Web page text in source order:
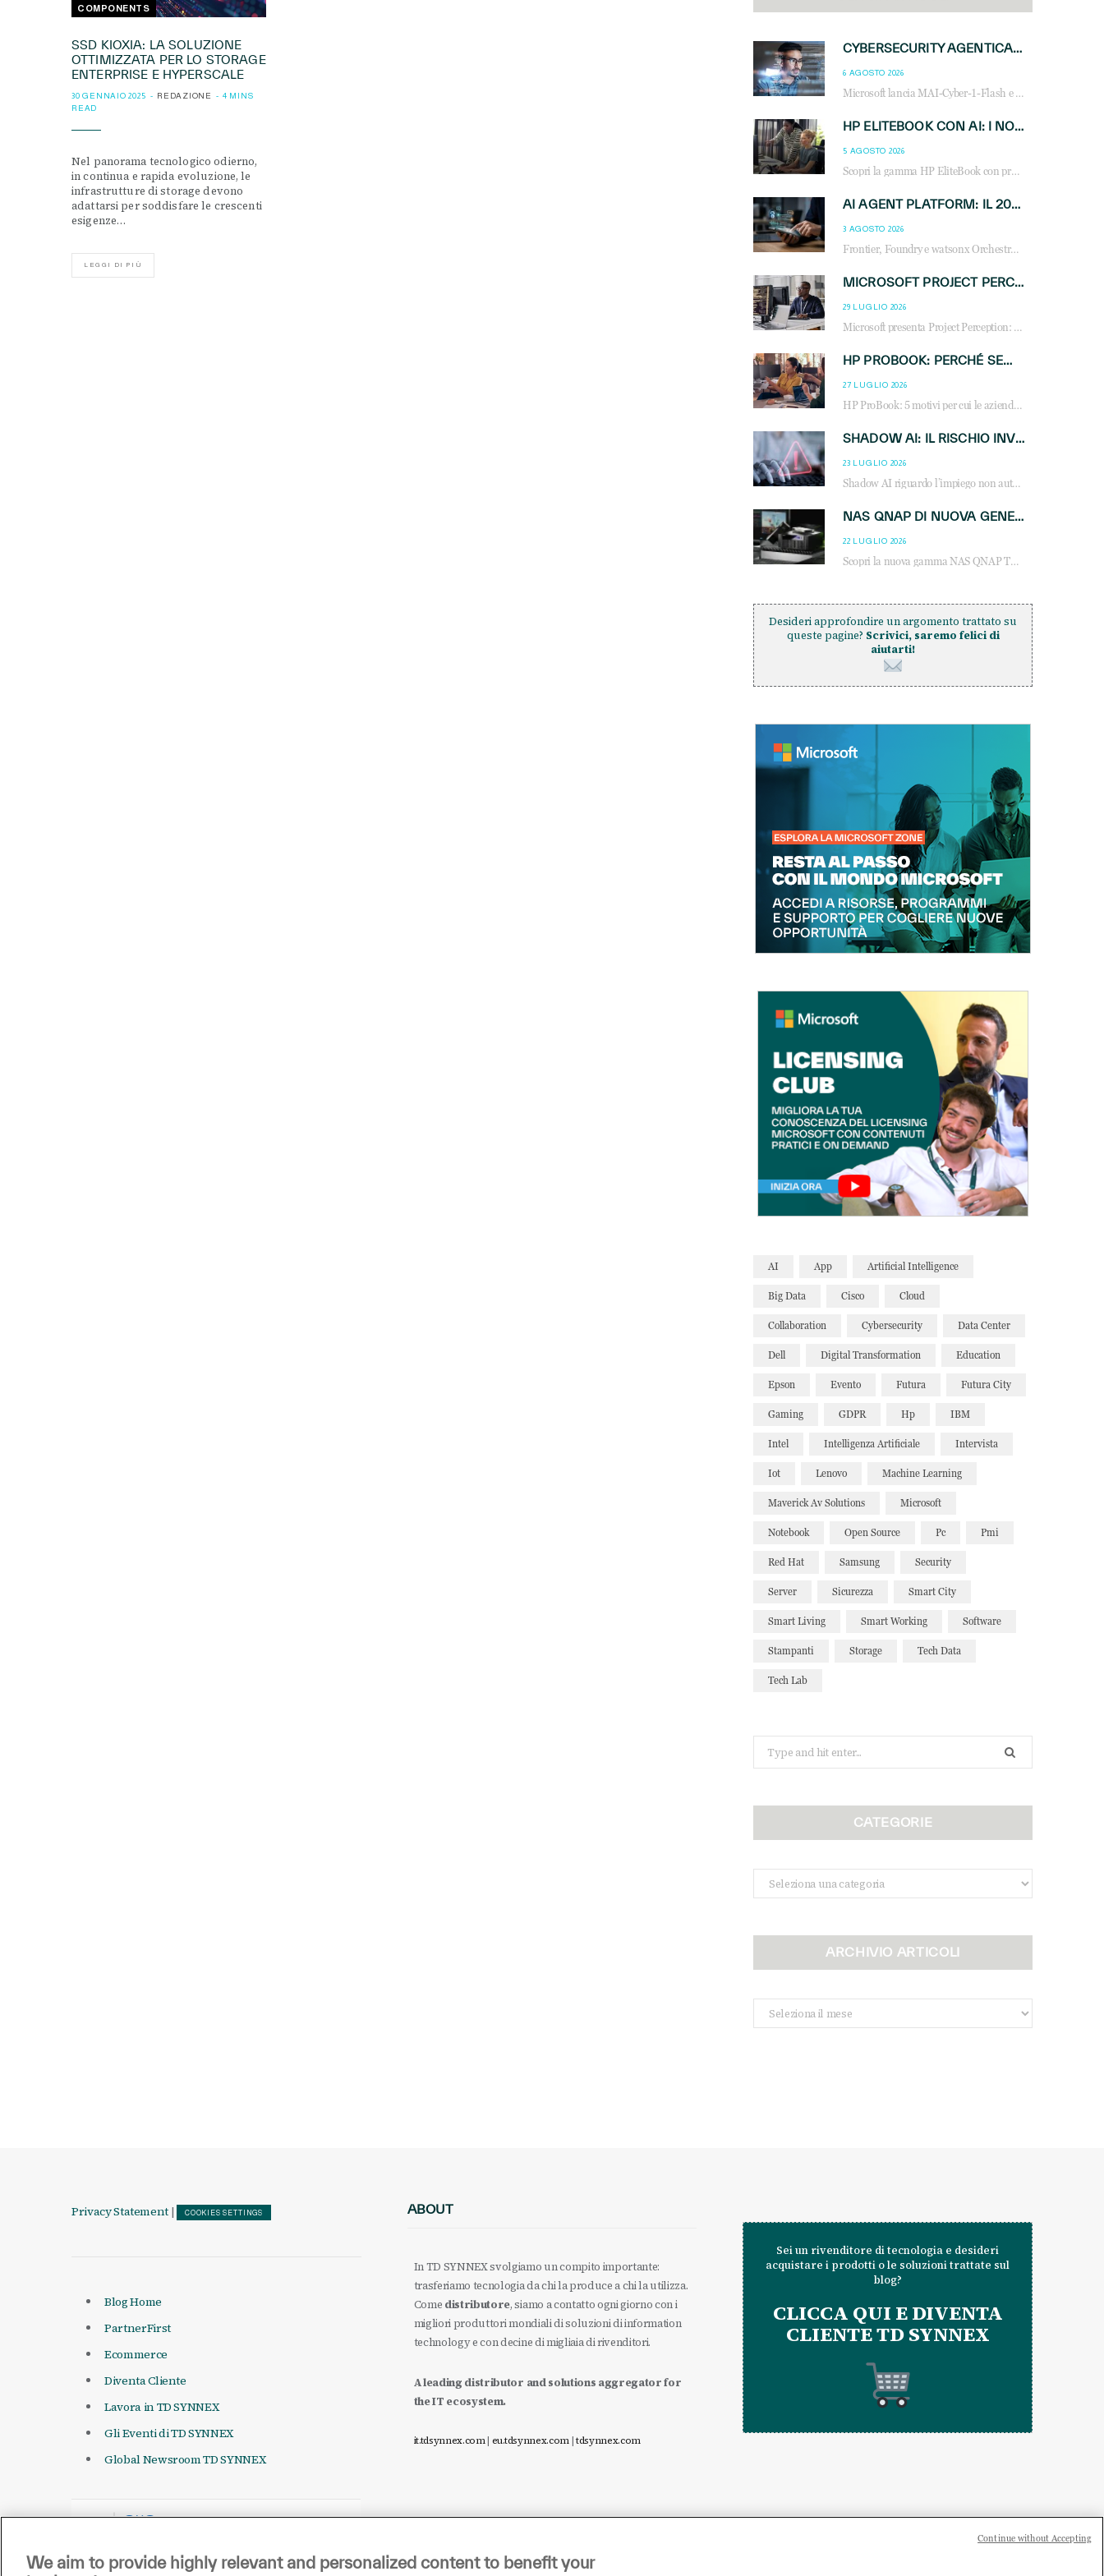
COMPONENTS
SSD KIOXIA: LA SOLUZIONE
OTTIMIZZATA PER LO STORAGE
ENTERPRISE E HYPERSCALE
30 GENNAIO 2025 REDAZIONE
4 MINS
READ
Nel panorama tecnologico odierno,
in continua e rapida evoluzione, le
infrastrutture di storage devono
adattarsi per soddisfare le crescenti
esigenze…
LEGGI DI PIÙ
CYBERSECURITY AGENTICA: CON PERCEPTION E MAI-CYBER-1-FLASH MICROSOFT APRE NUOVI SERVIZI PER IL CANALE
6 AGOSTO 2026
Microsoft lancia MAI-Cyber-1-Flash e Perception: cybersecurity agentica in preview dal 3 novembre. Cosa cambia per MSP, system integrator e reseller.
HP ELITEBOOK CON AI: I NOTEBOOK BUSINESS INTELLIGENTI CHE TRASFORMANO PRODUTTIVITÀ, SICUREZZA E LAVORO IBRIDO
5 AGOSTO 2026
Scopri la gamma HP EliteBook con processori Intel® Core™ Ultra e AMD Ryzen™ AI. Notebook business progettati per aumentare la produttività, migliorare la collaborazione e garantire sicurezza avanzata in ufficio e in mobilità.
AI AGENT PLATFORM: IL 2026 È L’ANNO DEL «SISTEMA OPERATIVO» PER GLI AGENTI AZIENDALI
3 AGOSTO 2026
Frontier, Foundry e watsonx Orchestrate: la guerra delle piattaforme AI agent ridisegna il mercato IT. Cosa cambia per reseller, MSP e system integrator.
MICROSOFT PROJECT PERCEPTION: COME GLI AGENTI AI CAMBIERANNO SOC, CYBERSECURITY E SERVIZI MSP
29 LUGLIO 2026
Microsoft presenta Project Perception: scopri come gli agenti AI possono trasformare cybersecurity, SOC e servizi gestiti degli MSP.
HP PROBOOK: PERCHÉ SEMPRE PIÙ AZIENDE SCELGONO NOTEBOOK PROGETTATI PER IL LAVORO MODERNO
27 LUGLIO 2026
HP ProBook: 5 motivi per cui le aziende scelgono i notebook business HP per migliorare produttività, sicurezza e gestione dell’AI.
SHADOW AI: IL RISCHIO INVISIBILE CHE LE AZIENDE POSSONO GOVERNARE
23 LUGLIO 2026
Shadow AI riguardo l’impiego non autorizzato di sistemi AI all’interno dell’azienda. E’ una pratica che si diffonde a partire dai dipendenti fino ai dirigenti e mette a repentaglio la cybersecurity, con costi più elevati per le organizzazioni. Due recenti report illustrano il fenomeno e forniscono dati in merito
NAS QNAP DI NUOVA GENERAZIONE: PIÙ PRESTAZIONI, SCALABILITÀ E PROTEZIONE DEI DATI PER LE INFRASTRUTTURE IT MODERNE
22 LUGLIO 2026
Scopri la nuova gamma NAS QNAP TS-h1465U-RP, TS-h1065eU e TS-h665U: storage aziendale con ZFS, DDR5, E1.S NVMe e connettività 2.5GbE per backup, virtualizzazione e cybersecurity.
Desideri approfondire un argomento trattato su
queste pagine? Scrivici, saremo felici di
aiutarti!
AI App Artificial Intelligence
Big Data Cisco Cloud
Collaboration Cybersecurity Data Center
Dell Digital Transformation Education
Epson Evento Futura Futura City
Gaming GDPR Hp IBM
Intel Intelligenza Artificiale Intervista
Iot Lenovo Machine Learning
Maverick Av Solutions Microsoft
Notebook Open Source Pc Pmi
Red Hat Samsung Security
Server Sicurezza Smart City
Smart Living Smart Working Software
Stampanti Storage Tech Data
Tech Lab
for:
CATEGORIE
Categorie
ARCHIVIO ARTICOLI
Archivio
Articoli
Privacy Statement | COOKIES SETTINGS
Blog Home
PartnerFirst
Ecommerce
Diventa Cliente
Lavora in TD SYNNEX
Gli Eventi di TD SYNNEX
Global Newsroom TD SYNNEX
ABOUT
In TD SYNNEX svolgiamo un compito importante:
trasferiamo tecnologia da chi la produce a chi la utilizza.
Come distributore, siamo a contatto ogni giorno con i
migliori produttori mondiali di soluzioni di information
technology e con decine di migliaia di rivenditori.
A leading distributor and solutions aggregator for
the IT ecosystem.
it.tdsynnex.com| eu.tdsynnex.com|tdsynnex.com
Sei un rivenditore di tecnologia e desideri
acquistare i prodotti o le soluzioni trattate sul
blog?
CLICCA QUI E DIVENTA
CLIENTE TD SYNNEX
We aim to provide highly relevant and personalized content to benefit your
Continue without Accepting